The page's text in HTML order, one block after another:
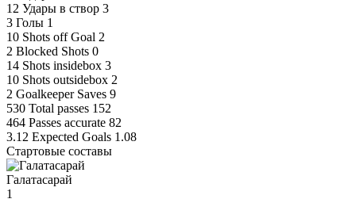
12 Удары в створ 3
3 Голы 1
10 Shots off Goal 2
2 Blocked Shots 0
14 Shots insidebox 3
10 Shots outsidebox 2
2 Goalkeeper Saves 9
530 Total passes 152
464 Passes accurate 82
3.12 Expected Goals 1.08
Стартовые составы
Галатасарай
1